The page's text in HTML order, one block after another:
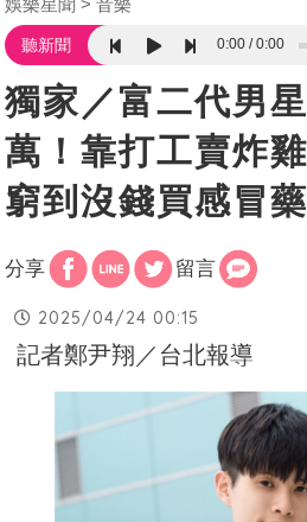
娛樂星聞 音樂
聽新聞 0:00 0:00
獨家／富二代男
萬！靠打工賣炸
窮到沒錢買感冒藥
分享 留言
2025/04/24 00:15
記者鄭尹翔／台北報導